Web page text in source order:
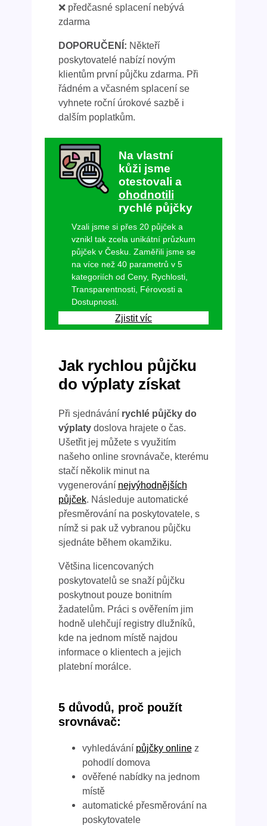
❌ předčasné splacení nebývá
zdarma
DOPORUČENÍ: Někteří
poskytovatelé nabízí novým
klientům první půjčku zdarma. Při
řádném a včasném splacení se
vyhnete roční úrokové sazbě i
dalším poplatkům.
Na vlastní
kůži jsme
otestovali a
ohodnotili
rychlé půjčky
Vzali jsme si přes 20 půjček a
vznikl tak zcela unikátní průzkum
půjček v Česku. Zaměřili jsme se
na více než 40 parametrů v 5
kategoriích od Ceny, Rychlosti,
Transparentnosti, Férovosti a
Dostupnosti.
Zjistit víc
Jak rychlou půjčku
do výplaty získat
Při sjednávání rychlé půjčky do
výplatydoslova hrajete o čas.
Ušetřit jej můžete s využitím
našeho online srovnávače, kterému
stačí několik minut na
vygenerování nejvýhodnějších
půjček. Následuje automatické
přesměrování na poskytovatele, s
nímž si pak už vybranou půjčku
sjednáte během okamžiku.
Většina licencovaných
poskytovatelů se snaží půjčku
poskytnout pouze bonitním
žadatelům. Práci s ověřením jim
hodně ulehčují registry dlužníků,
kde na jednom místě najdou
informace o klientech a jejich
platební morálce.
5 důvodů, proč použít
srovnávač:
vyhledávání půjčky onlinez
pohodlí domova
ověřené nabídky na jednom
místě
automatické přesměrování na
poskytovatele